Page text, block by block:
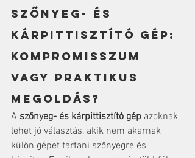
Szőnyeg- és
kárpittisztító gép:
kompromisszum
vagy praktikus
megoldás?
A szőnyeg- és kárpittisztító gép azoknak
lehet jó választás, akik nem akarnak
külön gépet tartani szőnyegre és